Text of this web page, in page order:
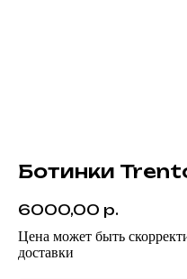
Ботинки
6000,00 р.
Цена может быть
доставки